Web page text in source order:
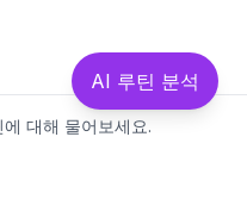
대해 물어보세요.
AI 루틴 분석